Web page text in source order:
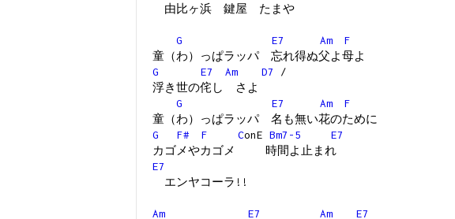
由比ヶ浜 鍵屋 たまや
G E7 Am
F
童（わ）っぱラッパ 忘れ得ぬ父よ母よ
G
E7 Am D7
/
浮き世の侘し さよ
G
E7 Am
F
童（わ）っぱラッパ 名も無い花のために
G
F# F ConE Bm7-5
E7
カゴメやカゴメ 時間よ止まれ
E7
エンヤコーラ!!
Am E7 Am
E7